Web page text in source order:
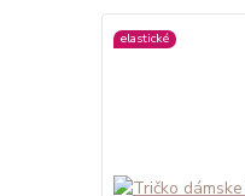
elastické